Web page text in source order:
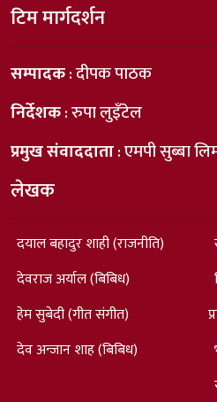
टिम मार्गदर्शन
सम्पादक: दीपक पाठक
निर्देशक: रुपा लुइँटेल
प्रमुख संवाददाता: एमपी सुब्बा
लेखक
दयाल बहादुर शाही (राजनीति)
देवराज अर्याल (बिबिध)
हेम सुबेदी (गीत संगीत)
देव अन्जान शाह (बिबिध)